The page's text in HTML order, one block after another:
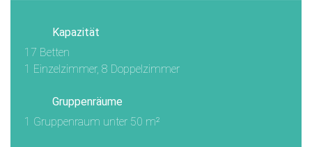
Kapazität
17 Betten
1 Einzelzimmer, 8 Doppelzimmer
Gruppenräume
1 Gruppenraum unter 50 m²